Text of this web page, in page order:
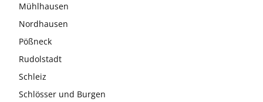
Mühlhausen
Nordhausen
Pößneck
Rudolstadt
Schleiz
Schlösser und Burgen